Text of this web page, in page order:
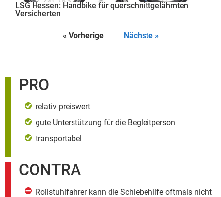
LSG Hessen: Handbike für querschnittgelähmten
Versicherten
« Vorherige Nächste »
PRO
relativ preiswert
gute Unterstützung für die Begleitperson
transportabel
CONTRA
Rollstuhlfahrer kann die Schiebehilfe oftmals nicht